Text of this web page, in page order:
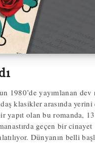
1980’de yayımlanan dev
klasikler arasında yerini
yapıt olan bu romanda,
geçen bir cinayet
Dünyanın belli